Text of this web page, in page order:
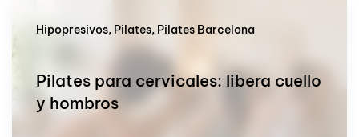
Hipopresivos, Pilates, Pilates Barcelona
Pilates para cervicales: libera cuello
y hombros